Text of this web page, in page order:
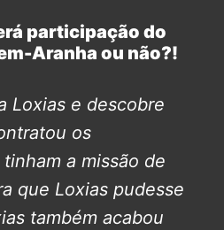
participação do
Aranha ou não?!
Loxias e descobre
os
a missão de
que Loxias pudesse
também acabou